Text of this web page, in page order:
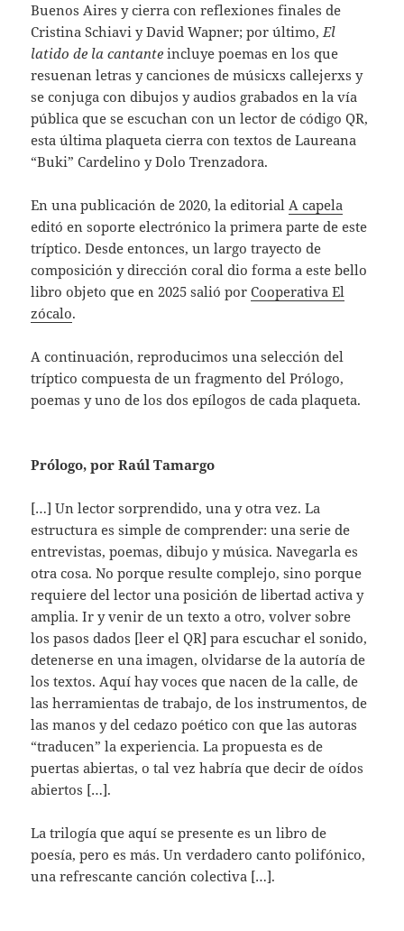
Buenos Aires y cierra con reflexiones finales de
Cristina Schiavi y David Wapner; por último,El
latido de la cantante incluye poemas en los que
resuenan letras y canciones de músicxs callejerxs y
se conjuga con dibujos y audios grabados en la vía
pública que se escuchan con un lector de código QR,
esta última plaqueta cierra con textos de Laureana
“Buki” Cardelino y Dolo Trenzadora.
En una publicación de 2020, la editorialA capela
editó en soporte electrónico la primera parte de este
tríptico. Desde entonces, un largo trayecto de
composición y dirección coral dio forma a este bello
libro objeto que en 2025 salió porCooperativa El
zócalo.
A continuación, reproducimos una selección del
tríptico compuesta de un fragmento del Prólogo,
poemas y uno de los dos epílogos de cada plaqueta.
Prólogo, por Raúl Tamargo
[…] Un lector sorprendido, una y otra vez. La
estructura es simple de comprender: una serie de
entrevistas, poemas, dibujo y música. Navegarla es
otra cosa. No porque resulte complejo, sino porque
requiere del lector una posición de libertad activa y
amplia. Ir y venir de un texto a otro, volver sobre
los pasos dados [leer el QR] para escuchar el sonido,
detenerse en una imagen, olvidarse de la autoría de
los textos. Aquí hay voces que nacen de la calle, de
las herramientas de trabajo, de los instrumentos, de
las manos y del cedazo poético con que las autoras
“traducen” la experiencia. La propuesta es de
puertas abiertas, o tal vez habría que decir de oídos
abiertos […].
La trilogía que aquí se presente es un libro de
poesía, pero es más. Un verdadero canto polifónico,
una refrescante canción colectiva […].